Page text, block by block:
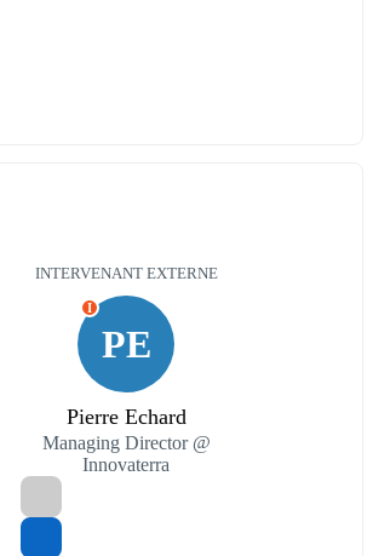
INTERVENANT EXTERNE
PE
I
Pierre Echard
Managing Director @
Innovaterra